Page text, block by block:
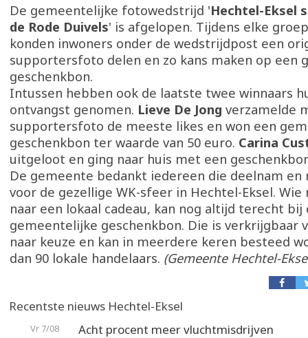
De gemeentelijke fotowedstrijd 'Hechtel-Eksel
de Rode Duivels' is afgelopen. Tijdens elke
konden inwoners onder de wedstrijdpost een
supportersfoto delen en zo kans maken op een
geschenkbon.
Intussen hebben ook de laatste twee winnaars
ontvangst genomen. Lieve De Jong verzamelde
supportersfoto de meeste likes en won een
geschenkbon ter waarde van 50 euro. Carina
uitgeloot en ging naar huis met een
De gemeente bedankt iedereen die deelnam en
voor de gezellige WK-sfeer in Hechtel-Eksel. Wie
naar een lokaal cadeau, kan nog altijd terecht bij
gemeentelijke geschenkbon. Die is verkrijgbaar
naar keuze en kan in meerdere keren besteed
dan 90 lokale handelaars. (Gemeente Hechtel-
Recentste nieuws Hechtel-Eksel
Vr 7/08 Acht procent meer vluchtmisdrijven